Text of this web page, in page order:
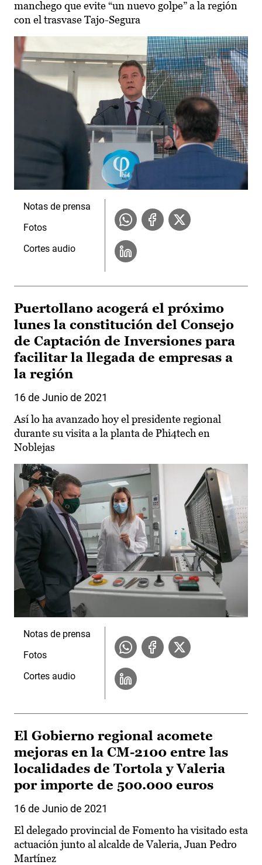
manchego que evite “un nuevo golpe” a la región
con el trasvase Tajo-Segura
Notas de prensa
Fotos
Cortes audio
Puertollano acogerá el próximo
lunes la constitución del Consejo
de Captación de Inversiones para
facilitar la llegada de empresas a
la región
16 de Junio de 2021
Así lo ha avanzado hoy el presidente regional
durante su visita a la planta de Phi4tech en
Noblejas
Notas de prensa
Fotos
Cortes audio
El Gobierno regional acomete
mejoras en la CM-2100 entre las
localidades de Tortola y Valeria
por importe de 500.000 euros
16 de Junio de 2021
El delegado provincial de Fomento ha visitado esta
actuación junto al alcalde de Valeria, Juan Pedro
Martínez